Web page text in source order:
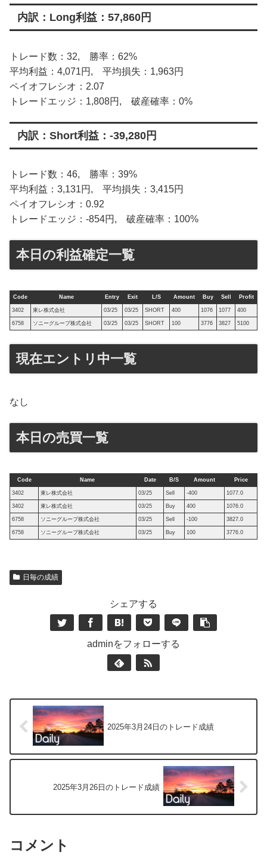
内訳：Long利益：57,860円
トレード数：32, 勝率：62%
平均利益：4,071円, 平均損失：1,963円
ペイオフレシオ：2.07
トレードエッジ：1,808円, 破産確率：0%
内訳：Short利益：-39,280円
トレード数：46, 勝率：39%
平均利益：3,131円, 平均損失：3,415円
ペイオフレシオ：0.92
トレードエッジ：-854円, 破産確率：100%
本日の利益確定一覧
Code Name Entry Exit L/S Amount Buy Sell Profit
3402 東レ株式会社 03/25 03/25 SHORT 400 1076 1077 400
6758 ソニーグループ株式会社 03/25 03/25 SHORT 100 3776 3827 5100
現在エントリ中一覧
なし
本日の売買一覧
Code Name Date B/S Amount Price
3402 東レ株式会社 03/25 Sell -400 1077.0
3402 東レ株式会社 03/25 Buy 400 1076.0
6758 ソニーグループ株式会社 03/25 Sell -100 3827.0
6758 ソニーグループ株式会社 03/25 Buy 100 3776.0
日毎の成績
シェアする
adminをフォローする
2025年3月24日のトレード成績
2025年3月26日のトレード成績
コメント